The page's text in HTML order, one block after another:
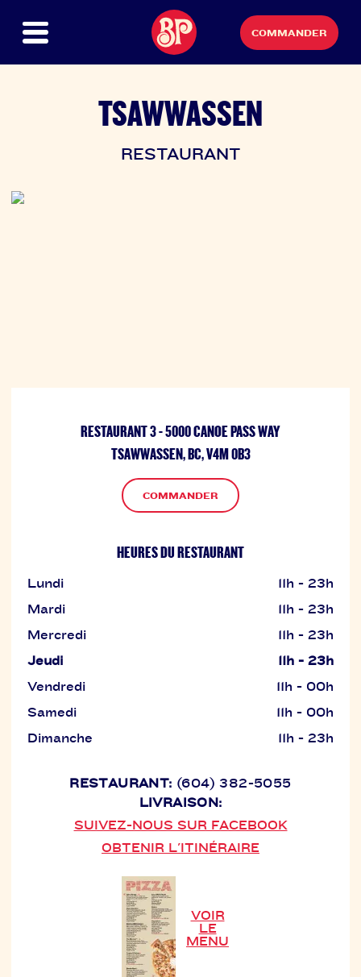
COMMANDER
TSAWWASSEN
RESTAURANT
RESTAURANT 3 - 5000 CANOE PASS WAY
TSAWWASSEN, BC, V4M 0B3
COMMANDER
HEURES DU RESTAURANT
Lundi
11h - 23h
Mardi
11h - 23h
Mercredi
11h - 23h
Jeudi
11h - 23h
Vendredi
11h - 00h
Samedi
11h - 00h
Dimanche
11h - 23h
SUIVEZ-NOUS SUR FACEBOOK
OBTENIR L'ITINÉRAIRE
VOIR
LE
MENU
RESTAURANT: (604) 382-5055
LIVRAISON: